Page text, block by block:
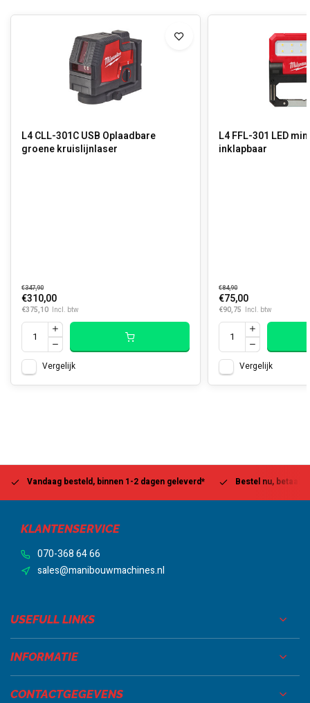
L4 CLL-301C USB Oplaadbare
groene kruislijnlaser
€347,90
€310,00
€375,10 Incl. btw
Vergelijk
L4 FFL-301 LED
inklapbaar
€84,90
€75,00
€90,75 Incl. btw
Vergelijk
Vandaag besteld, binnen 1-2 dagen geleverd* Bestel nu, betaal
KLANTENSERVICE
070-368 64 66
sales@manibouwmachines.nl
USEFULL LINKS
INFORMATIE
CONTACTGEGEVENS